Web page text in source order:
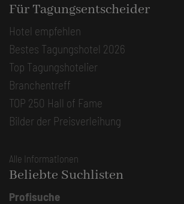
Für Tagungsentscheider
Hotel empfehlen
Bestes Tagungshotel 2026
Top Tagungshotelier
Branchentreff
TOP 250 Hall of Fame
Bilder der Preisverleihung
Alle Informationen
Beliebte Suchlisten
Profisuche